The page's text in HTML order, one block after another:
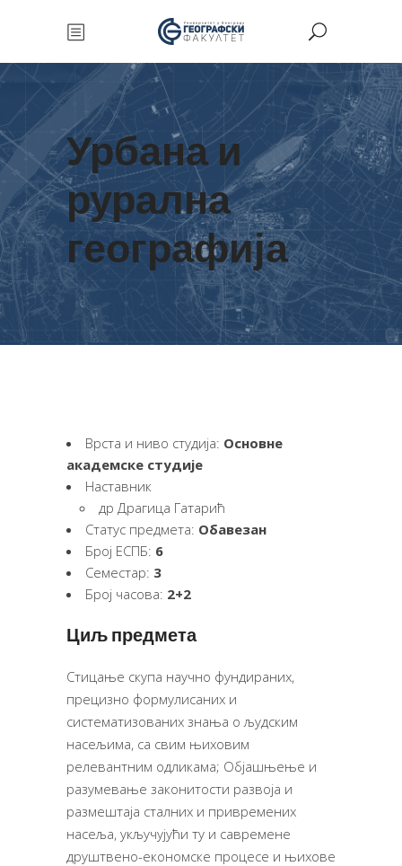
Урбана и
рурална
географија
Врста и ниво студија: Основне
академске студије
Наставник
др Драгица Гатарић
Статус предмета: Обавезан
Број ЕСПБ: 6
Семестар: 3
Број часова: 2+2
Циљ предмета
Стицање скупа научно фундираних,
прецизно формулисаних и
систематизованих знања о људским
насељима, са свим њиховим
релевантним одликама; Објашњење и
разумевање законитости развоја и
размештаја сталних и привремених
насеља, укључујући ту и савремене
друштвено-економске процесе и њихове